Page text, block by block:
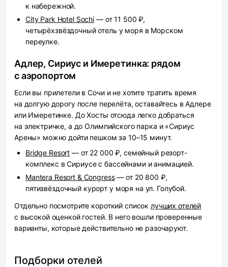
к набережной.
City Park Hotel Sochi — от 11 500 ₽,
четырёхзвёздочный отель у моря в Морском
переулке.
Адлер, Сириус и Имеретинка: рядом
с аэропортом
Если вы прилетели в Сочи и не хотите тратить время
на долгую дорогу после перелёта, оставайтесь в Адлере
или Имеретинке. До Хосты отсюда легко добраться
на электричке, а до Олимпийского парка и «Сириус
Арены» можно дойти пешком за 10–15 минут.
Bridge Resort — от 22 000 ₽, семейный резорт-
комплекс в Сириусе с бассейнами и анимацией.
Mantera Resort & Congress— от 20 800 ₽,
пятизвёздочный курорт у моря на ул. Голубой.
Отдельно посмотрите короткий список лучших отелей
с высокой оценкой гостей. В него вошли проверенные
варианты, которые действительно не разочаруют.
Подборки отелей